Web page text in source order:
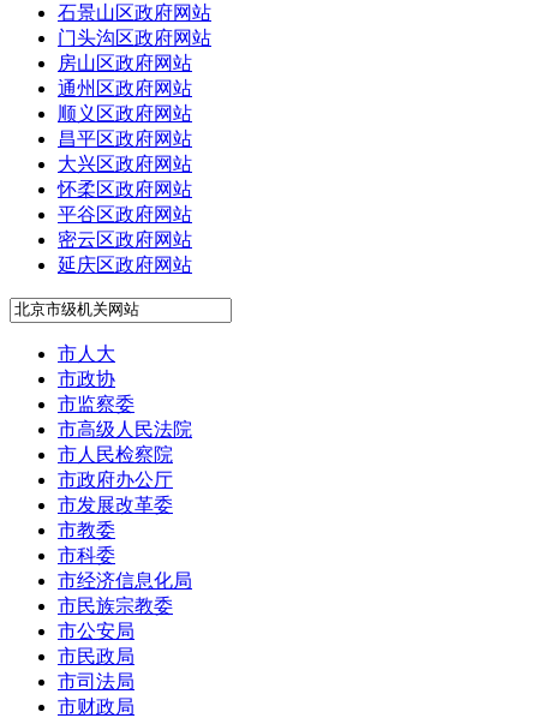
石景山区政府网站
门头沟区政府网站
房山区政府网站
通州区政府网站
顺义区政府网站
昌平区政府网站
大兴区政府网站
怀柔区政府网站
平谷区政府网站
密云区政府网站
延庆区政府网站
市人大
市政协
市监察委
市高级人民法院
市人民检察院
市政府办公厅
市发展改革委
市教委
市科委
市经济信息化局
市民族宗教委
市公安局
市民政局
市司法局
市财政局